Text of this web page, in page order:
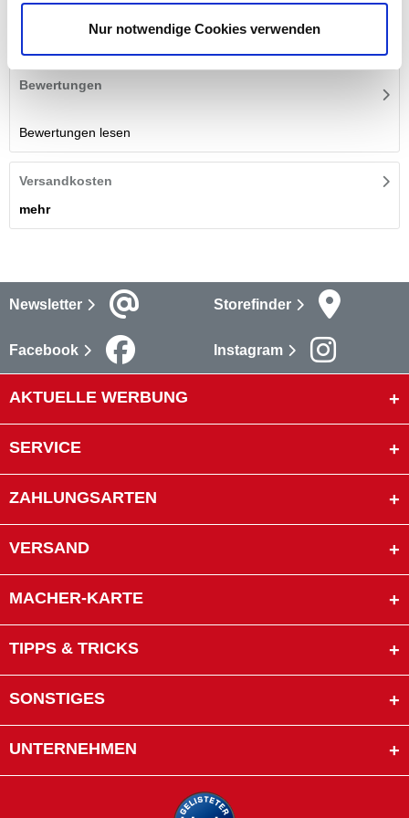
Nur notwendige Cookies verwenden
Bewertungen
Bewertungen lesen
Versandkosten
mehr
Newsletter Storefinder
Facebook Instagram
AKTUELLE WERBUNG
SERVICE
ZAHLUNGSARTEN
VERSAND
MACHER-KARTE
TIPPS & TRICKS
SONSTIGES
UNTERNEHMEN